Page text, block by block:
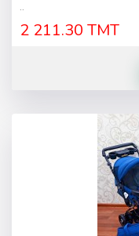
..
2 211.30 TMT